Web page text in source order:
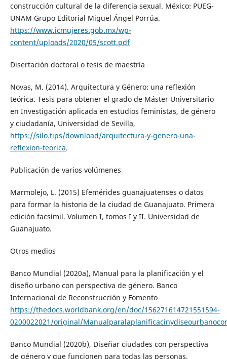
construcción cultural de la diferencia sexual. México: PUEG-
UNAM Grupo Editorial Miguel Ángel Porrúa.
https://www.icmujeres.gob.mx/wp-
content/uploads/2020/05/scott.pdf
Disertación doctoral o tesis de maestría
Novas, M. (2014). Arquitectura y Género: una reflexión
teórica. Tesis para obtener el grado de Máster Universitario
en Investigación aplicada en estudios feministas, de género
y ciudadanía, Universidad de Sevilla,
https://silo.tips/download/arquitectura-y-genero-una-
reflexion-teorica.
Publicación de varios volúmenes
Marmolejo, L. (2015) Efemérides guanajuatenses o datos
para formar la historia de la ciudad de Guanajuato. Primera
edición facsímil. Volumen I, tomos I y II. Universidad de
Guanajuato.
Otros medios
Banco Mundial (2020a), Manual para la planificación y el
diseño urbano con perspectiva de género. Banco
Internacional de Reconstrucción y Fomento
https://thedocs.worldbank.org/en/doc/156271614721551594-
0200022021/original/
Banco Mundial (2020b), Diseñar ciudades con perspectiva
de género y que funcionen para todas las personas,